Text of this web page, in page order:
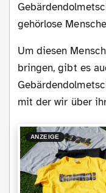
gehörlose
Um diesen Menschen das Stadionerlebnis näher zu
bringen, gibt es
mit der wir über
ANZEIGE